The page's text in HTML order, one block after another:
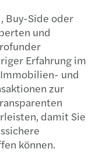
Buy-Side oder
und
Erfahrung im
und
zur
damit Sie
können.